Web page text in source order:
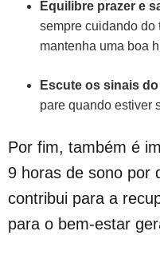
Equilibre prazer e
sempre cuidando do
mantenha uma boa
Escute os sinais
pare quando estiver
Por fim, também é
9 horas de sono por
contribui para a
para o bem-estar